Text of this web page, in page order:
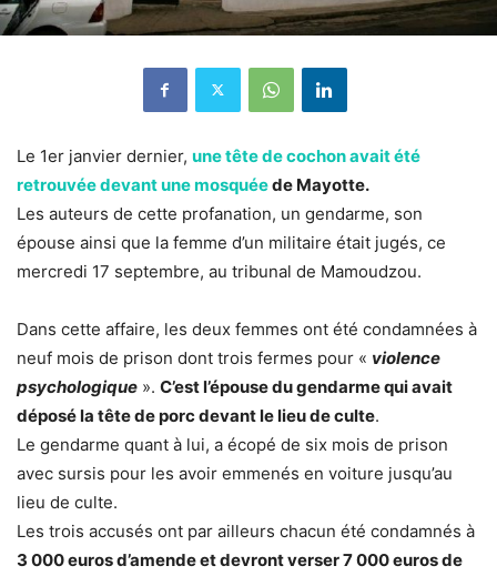
Le 1er janvier dernier, une tête de cochon avait été
retrouvée devant une mosquéede Mayotte.
Les auteurs de cette profanation, un gendarme, son
épouse ainsi que la femme d’un militaire était jugés, ce
mercredi 17 septembre, au tribunal de Mamoudzou.
Dans cette affaire, les deux femmes ont été condamnées à
neuf mois de prison dont trois fermes pour « violence
psychologique ». C’est l’épouse du gendarme qui avait
déposé la tête de porc devant le lieu de culte.
Le gendarme quant à lui, a écopé de six mois de prison
avec sursis pour les avoir emmenés en voiture jusqu’au
lieu de culte.
Les trois accusés ont par ailleurs chacun été condamnés à
3 000 euros d’amende et devront verser 7 000 euros de